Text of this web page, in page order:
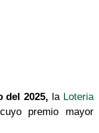
del 2025, la Loteria
premio mayor